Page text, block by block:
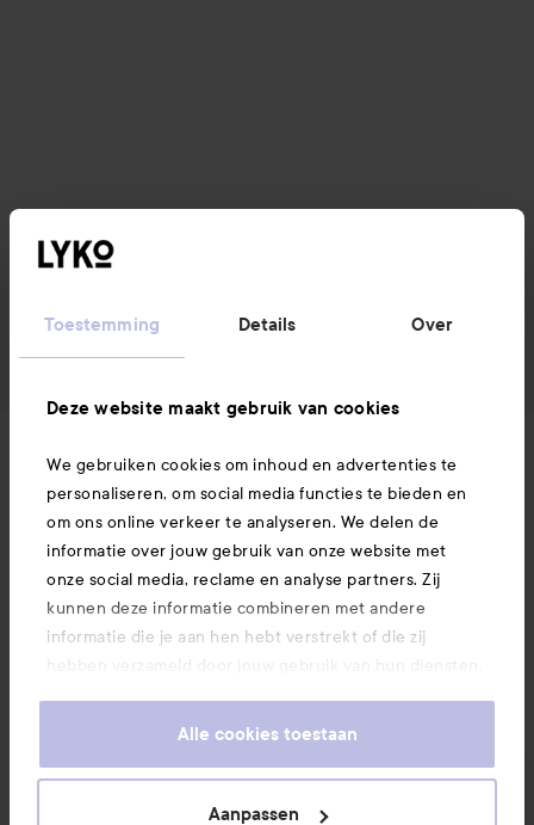
Toestemming Details Over
Deze website maakt gebruik van cookies
We gebruiken cookies om inhoud en advertenties te
personaliseren, om social media functies te bieden en
om ons online verkeer te analyseren. We delen de
informatie over jouw gebruik van onze website met
onze social media, reclame en analyse partners. Zij
kunnen deze informatie combineren met andere
informatie die je aan hen hebt verstrekt of die zij
hebben verzameld door jouw gebruik van hun diensten.
website te blijven gebruiken. Voor meer informatie over
je graag door naar ons cookiebeleid.
Alle cookies toestaan
Aanpassen
Volg ons
Klantenservice
Informatie
Ook interessant